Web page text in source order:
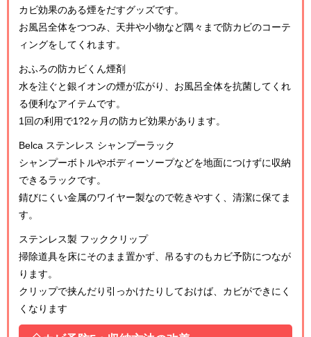
カビ効果のある煙をだすグッズです。
お風呂全体をつつみ、天井や小物など隅々まで防カビのコーテ
ィングをしてくれます。
おふろの防カビくん煙剤
水を注ぐと銀イオンの煙が広がり、お風呂全体を抗菌してくれ
る便利なアイテムです。
1回の利用で1?2ヶ月の防カビ効果があります。
Belca ステンレス シャンプーラック
シャンプーボトルやボディーソープなどを地面につけずに収納
できるラックです。
錆びにくい金属のワイヤー製なので乾きやすく、清潔に保てま
す。
ステンレス製 フッククリップ
掃除道具を床にそのまま置かず、吊るすのもカビ予防につなが
ります。
クリップで挟んだり引っかけたりしておけば、カビができにく
くなります